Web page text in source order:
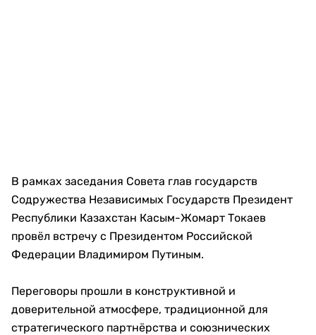
В рамках заседания Совета глав государств
Содружества Независимых Государств Президент
Республики Казахстан Касым-Жомарт Токаев
провёл встречу с Президентом Российской
Федерации Владимиром Путиным.
Переговоры прошли в конструктивной и
доверительной атмосфере, традиционной для
стратегического партнёрства и союзнических